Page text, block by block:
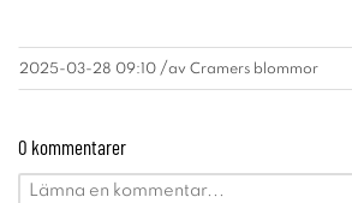
2025-03-28 09:10 /av Cramers blommor
0 kommentarer